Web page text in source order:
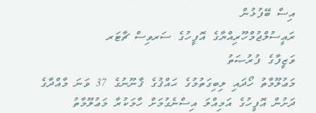
އިސް ބޭފުޅުން
ރައީސުލްޖުމްހޫރިއްޔާގެ އޮފީހުގެ ސަރވިސް ޗާޓަރ
ވަޒީފާގެ ފުރުޞަތު
މަޢުލޫމާތު ހޯދައި ލިބިގަތުމުގެ ޙައްޤުގެ ޤާނޫނުގެ 37 ވަނަ މާއްދާގެ
ދަށުން އޮފީހުގެ އަމިއްލަ އިސްނެގުމަށް ހާމަކުރާ މަޢުލޫމާތު